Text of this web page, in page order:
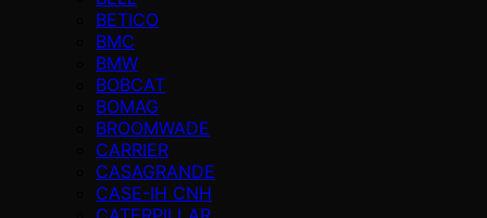
BETICO
BMC
BMW
BOBCAT
BOMAG
BROOMWADE
CARRIER
CASAGRANDE
CASE-IH CNH